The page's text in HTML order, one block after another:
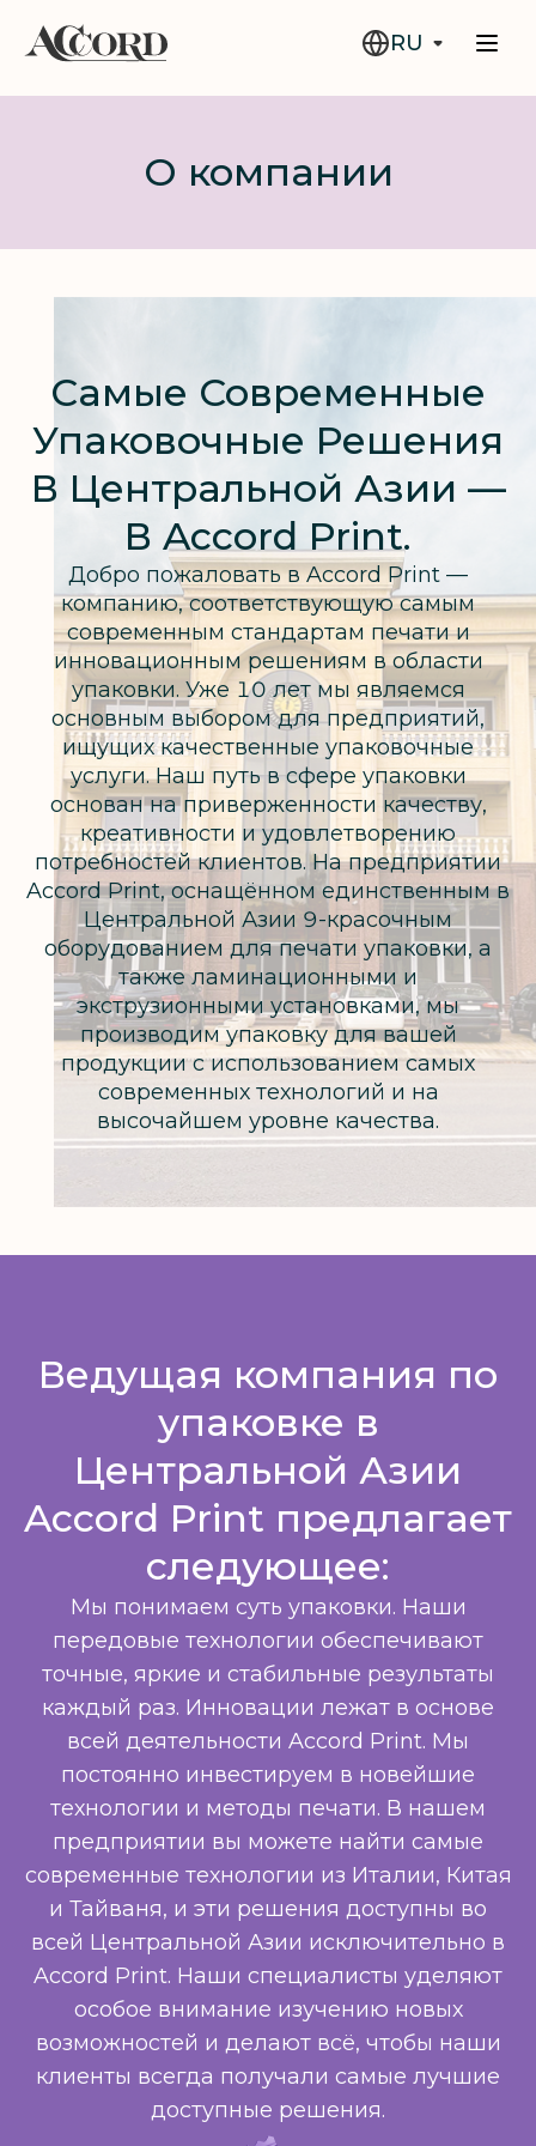
RU
О компании
Самые Современные
Упаковочные Решения
В Центральной Азии —
В Accord Print.
Добро пожаловать в Accord Print —
компанию, соответствующую самым
современным стандартам печати и
инновационным решениям в области
упаковки. Уже 10 лет мы являемся
основным выбором для предприятий,
ищущих качественные упаковочные
услуги. Наш путь в сфере упаковки
основан на приверженности качеству,
креативности и удовлетворению
потребностей клиентов. На предприятии
Accord Print, оснащённом единственным в
Центральной Азии 9-красочным
оборудованием для печати упаковки, а
также ламинационными и
экструзионными установками, мы
производим упаковку для вашей
продукции с использованием самых
современных технологий и на
высочайшем уровне качества.
Ведущая компания по
упаковке в
Центральной Азии
Accord Print предлагает
следующее:
Мы понимаем суть упаковки. Наши
передовые технологии обеспечивают
точные, яркие и стабильные результаты
каждый раз. Инновации лежат в основе
всей деятельности Accord Print. Мы
постоянно инвестируем в новейшие
технологии и методы печати. В нашем
предприятии вы можете найти самые
современные технологии из Италии, Китая
и Тайваня, и эти решения доступны во
всей Центральной Азии исключительно в
Accord Print. Наши специалисты уделяют
особое внимание изучению новых
возможностей и делают всё, чтобы наши
клиенты всегда получали самые лучшие
доступные решения.